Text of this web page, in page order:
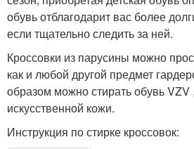
обувь отблагодарит вас более
если тщательно следить за ней.
Кроссовки из парусины можно
как и любой другой предмет
образом можно стирать обувь VZV
искусственной кожи.
Инструкция по стирке кроссовок: